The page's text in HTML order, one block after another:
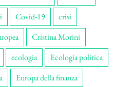
Covid-19
crisi
Cristina Morini
ecologia
Ecologia politica
Europa della finanza